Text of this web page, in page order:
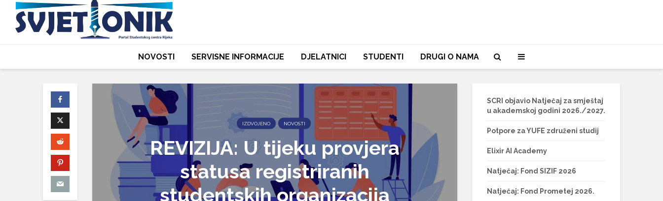
NOVOSTI SERVISNE INFORMACIJE DJELATNICI STUDENTI DRUGI O NAMA
IZDVOJENO NOVOSTI
REVIZIJA: U tijeku provjera
statusa registriranih
studentskih organizacija
SCRI objavio Natječaj za smještaj
u akademskoj godini 2026./2027.
Potpore za YUFE združeni studij
Elixir AI Academy
Natječaj: Fond SIZIF 2026
Natječaj: Fond Prometej 2026.